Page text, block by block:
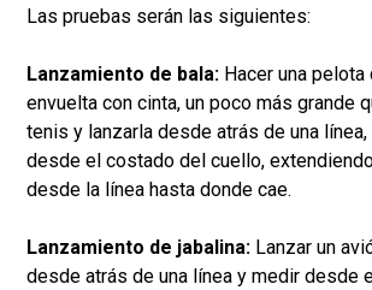
Las pruebas serán las siguientes:
Lanzamiento de bala: Hacer una pelota
envuelta con cinta, un poco más grande
tenis y lanzarla desde atrás de una
desde el costado del cuello,
desde la línea hasta donde cae.
Lanzamiento de jabalina: Lanzar un
desde atrás de una línea y medir desde